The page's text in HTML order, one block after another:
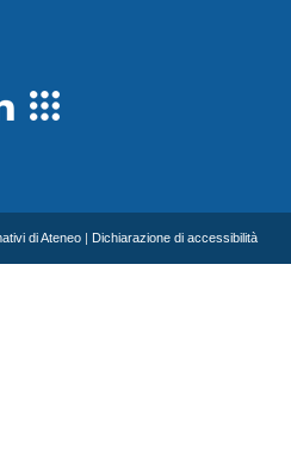
di Ateneo Dichiarazione di accessibilità